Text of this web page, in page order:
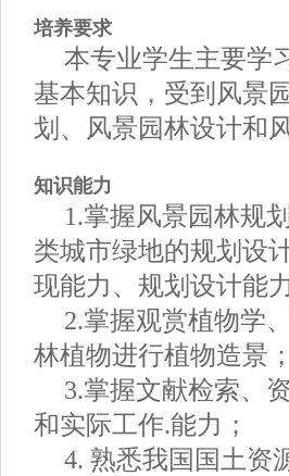
培养要求
本专业学生主要学
基本知识，受到风景
划、风景园林设计和
知识能力
1.掌握风景园林规
类城市绿地的规划设
现能力、规划设计能
2.掌握观赏植物学
林植物进行植物造景；
3.掌握文献检索、
和实际工作.能力；
4. 熟悉我国国土资